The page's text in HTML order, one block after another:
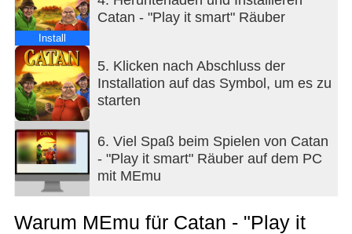
ein Würfelgenerator enthalten, mit dem du den
Wurf der beiden Ertragswürfel simulieren kannst.
Ereignisse, die durch die 7 ausgelöst werden,
werden so direkt aktiviert! Du kannst die „Play it
smart“-Option auch problemlos mit allen
Erweiterungen von CATAN nutzen.
Install
Catan - "Play it smart" Räuber
5. Klicken nach Abschluss der
Installation auf das Symbol, um es zu
starten
6. Viel Spaß beim Spielen von Catan
- "Play it smart" Räuber auf dem PC
mit MEmu
Warum MEmu für Catan - "Play it